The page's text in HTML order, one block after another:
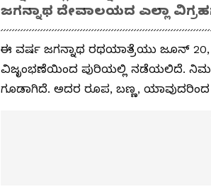
ಜಗನ್ನಾಥ ದೇವಾಲಯದ ಎಲ್ಲಾ
ಈ ವರ್ಷ ಜಗನ್ನಾಥ ರಥಯಾತ್ರೆಯು ಜೂನ್
ವಿಜೃಂಭಣೆಯಿಂದ ಪುರಿಯಲ್ಲಿ ನಡೆಯಲಿದೆ. ನಿಮಗೆ
ಗೂಡಾಗಿದೆ. ಅದರ ರೂಪ, ಬಣ್ಣ,